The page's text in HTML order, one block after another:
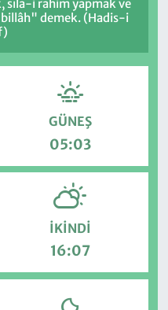
i rahim yapmak ve
billâh" demek. (Hadis-i
GÜNEŞ
05:03
İKINDI
16:07